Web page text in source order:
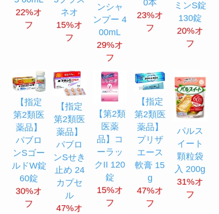
22%オ
フ
ネオ
15%オ
フ
ンシャ
ンプー 4
00mL
29%オ
フ
0本
23%オ
フ
ミンS錠
130錠
20%オ
フ
【指定
第2類医
薬品】
パブロ
ンSゴー
ルドW錠
60錠
30%オ
フ
【指定
第2類医
薬品】
パブロ
ンSせき
止め 24
カプセ
ル
47%オ
【第2類
医薬
品】コ
ーラッ
クII 120
錠
15%オ
フ
【指定
第2類医
薬品】
プリザ
エース
軟膏 15
g
47%オ
フ
パルス
イート
顆粒袋
入 200g
31%オ
フ